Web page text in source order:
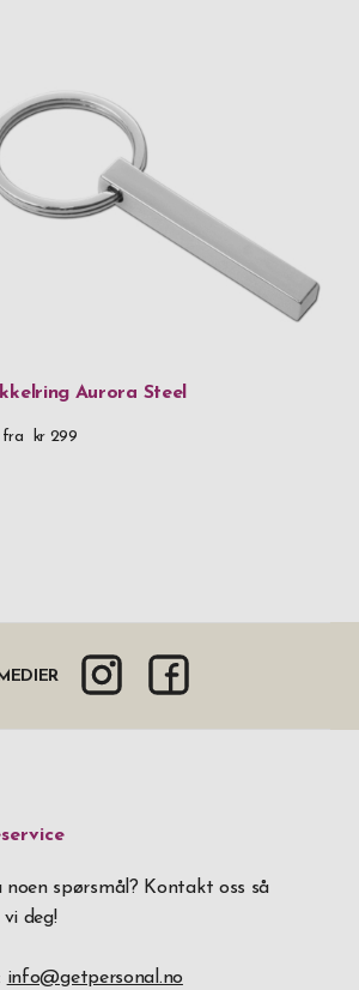
Aurora Steel
fra kr 299
noen spørsmål? Kontakt oss så
vi deg!
info@getpersonal.no